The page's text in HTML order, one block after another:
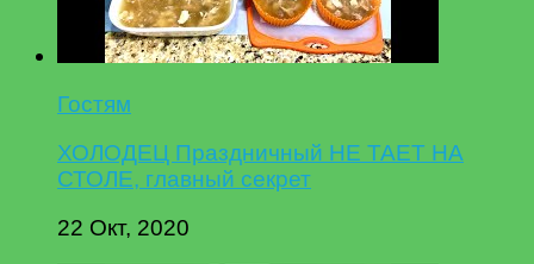
Гостям
ХОЛОДЕЦ Праздничный НЕ ТАЕТ НА
СТОЛЕ, главный секрет
22 Окт, 2020